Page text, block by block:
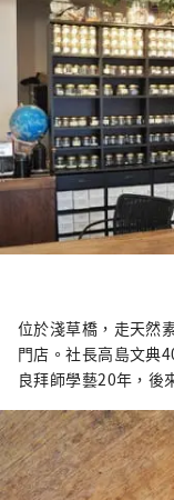
位於淺草橋，走天然
門店。社長高島文典
良拜師學藝20年，後